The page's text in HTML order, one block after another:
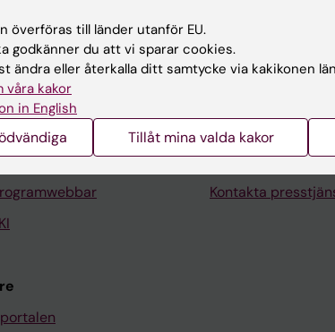
Jobba på KI
Karolinska
Kontakta
överföras till länder utanför EU.
godkänner du att vi sparar cookies.
ändra eller återkalla ditt samtycke via kakikonen
våra kakor
in English
Tillåt mina valda kakor